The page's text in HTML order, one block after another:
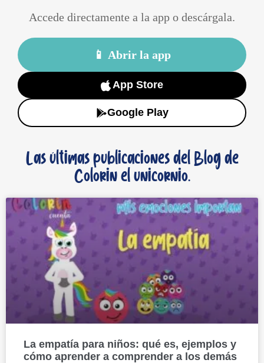
Accede directamente a la app o descárgala.
📱 Abrir la app
App Store
Google Play
Las últimas publicaciones del Blog de
Colorin el unicornio.
La empatía para niños: qué es, ejemplos y
cómo aprender a comprender a los demás